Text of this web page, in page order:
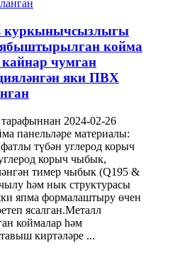
куркынычсызлыгы
ябыштырылган койма
кайнар чумган
яки ПВХ
2024-02-26
панельләре материалы:
түбән углерод корыч
корыч чыбык,
тимер чыбык (Q195 &
һәм нык структурасы
япма формалаштыру өчен
ясалган.Металл
коймалар һәм
киртәләре ...